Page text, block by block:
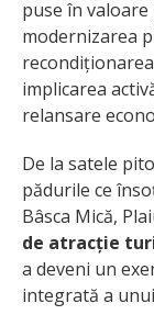
puse în
modernizarea
implicarea
relansare
De la satele
pădurile ce
Bâsca Mică,
de atracție
a deveni un
integrată a